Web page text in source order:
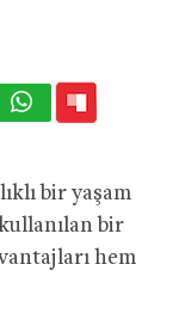
bir yaşam
bir
hem